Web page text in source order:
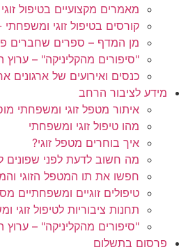
מאמרים מקצועיים בטיפול
קורסים בטיפול זוגי
מן המדף – ספרים שחברים
"סיפורים מהקליניקה" –
כנסים ואירועים של ארגונים
מידע לציבור הרחב
איתור מטפל זוגי ומשפחתי
מהו טיפול זוגי ומשפחתי
איך בוחרים מטפל זוגי?
מה חשוב לדעת לפני שפונים
חפשו את תו המטפל הזוגי
טיפולים זוגיים ומשפחתיים
תחנות ציבוריות לטיפול זוגי
"סיפורים מהקליניקה" –
פרסום בתשלום